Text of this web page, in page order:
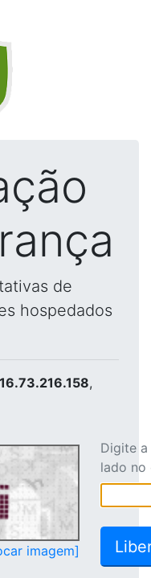
de
hospedados
,
imagem]
Digite
lado no